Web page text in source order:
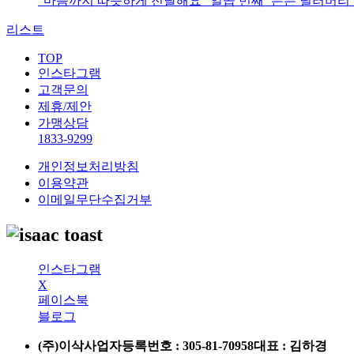
리스트
TOP
인스타그램
고객문의
제휴/제안
가맹상담
1833-9299
개인정보처리방침
이용약관
이메일무단수집거부
인스타그램
X
페이스북
블로그
(주)이삭사업자등록번호 : 305-81-70958대표 : 김하경